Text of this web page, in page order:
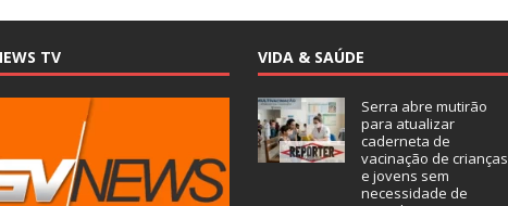
TV VIDA & SAÚDE
Serra abre mutirão
para atualizar
caderneta de
vacinação de crianças
e jovens sem
necessidade de